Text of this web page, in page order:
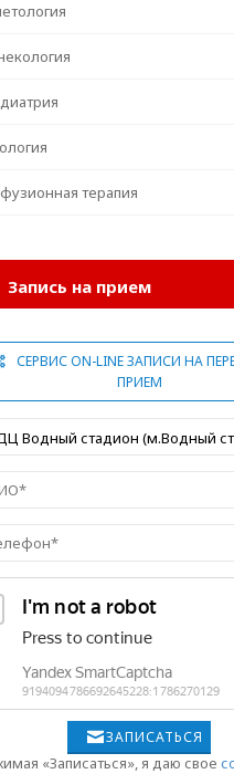
терапия
Запись на прием
СЕРВИС ON-LINE ЗАПИСИ НА
ПРИЕМ
ЗАПИСАТЬСЯ
«Записаться», я даю свое